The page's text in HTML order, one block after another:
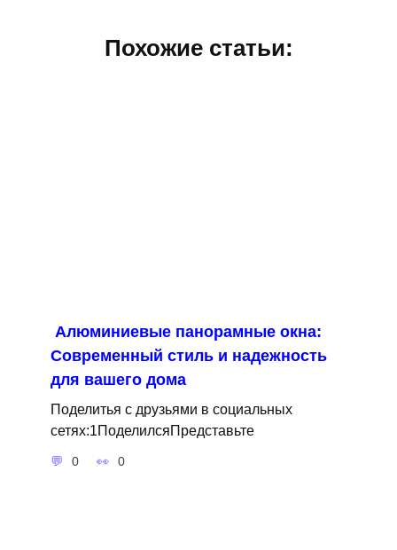
Похожие статьи:
Алюминиевые панорамные окна:
Современный стиль и надежность
для вашего дома
Поделитья с друзьями в социальных
сетях:1ПоделилсяПредставьте
0 0